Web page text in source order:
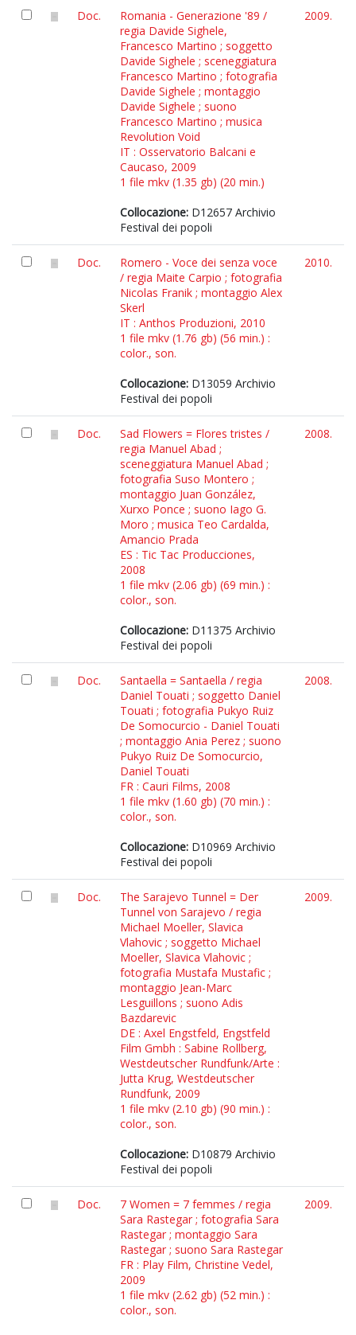
Doc.
Romania - Generazione '89 /
regia Davide Sighele,
Francesco Martino ; soggetto
Davide Sighele ; sceneggiatura
Francesco Martino ; fotografia
Davide Sighele ; montaggio
Davide Sighele ; suono
Francesco Martino ; musica
Revolution Void
IT : Osservatorio Balcani e
Caucaso, 2009
1 file mkv (1.35 gb) (20 min.)
Collocazione: D12657 Archivio
Festival dei popoli
2009.
Doc.
Romero - Voce dei senza voce
/ regia Maite Carpio ; fotografia
Nicolas Franik ; montaggio Alex
Skerl
IT : Anthos Produzioni, 2010
1 file mkv (1.76 gb) (56 min.) :
color., son.
Collocazione: D13059 Archivio
Festival dei popoli
2010.
Doc.
Sad Flowers = Flores tristes /
regia Manuel Abad ;
sceneggiatura Manuel Abad ;
fotografia Suso Montero ;
montaggio Juan González,
Xurxo Ponce ; suono Iago G.
Moro ; musica Teo Cardalda,
Amancio Prada
ES : Tic Tac Producciones,
2008
1 file mkv (2.06 gb) (69 min.) :
color., son.
Collocazione: D11375 Archivio
Festival dei popoli
2008.
Doc.
Santaella = Santaella / regia
Daniel Touati ; soggetto Daniel
Touati ; fotografia Pukyo Ruiz
De Somocurcio - Daniel Touati
; montaggio Ania Perez ; suono
Pukyo Ruiz De Somocurcio,
Daniel Touati
FR : Cauri Films, 2008
1 file mkv (1.60 gb) (70 min.) :
color., son.
Collocazione: D10969 Archivio
Festival dei popoli
2008.
Doc.
The Sarajevo Tunnel = Der
Tunnel von Sarajevo / regia
Michael Moeller, Slavica
Vlahovic ; soggetto Michael
Moeller, Slavica Vlahovic ;
fotografia Mustafa Mustafic ;
montaggio Jean-Marc
Lesguillons ; suono Adis
Bazdarevic
DE : Axel Engstfeld, Engstfeld
Film Gmbh : Sabine Rollberg,
Westdeutscher Rundfunk/Arte :
Jutta Krug, Westdeutscher
Rundfunk, 2009
1 file mkv (2.10 gb) (90 min.) :
color., son.
Collocazione: D10879 Archivio
Festival dei popoli
2009.
Doc.
7 Women = 7 femmes / regia
Sara Rastegar ; fotografia Sara
Rastegar ; montaggio Sara
Rastegar ; suono Sara Rastegar
FR : Play Film, Christine Vedel,
2009
1 file mkv (2.62 gb) (52 min.) :
color., son.
2009.